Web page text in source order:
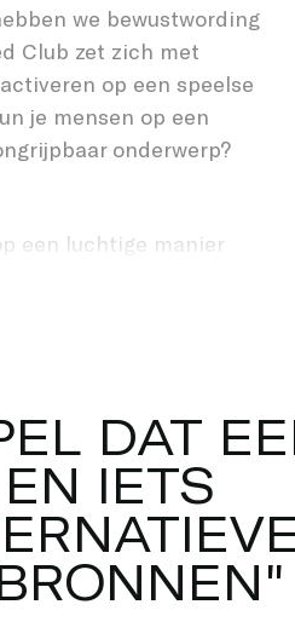
we bewustwording
Club zet zich met
op een speelse
je mensen op een
onderwerp?
een luchtige manier
werken en wat je er
We kiezen dit jaar
nodig om een lamp te
code die bij jouw
EL DAT EE
EN IETS
ERNATIEV
RONNEN"